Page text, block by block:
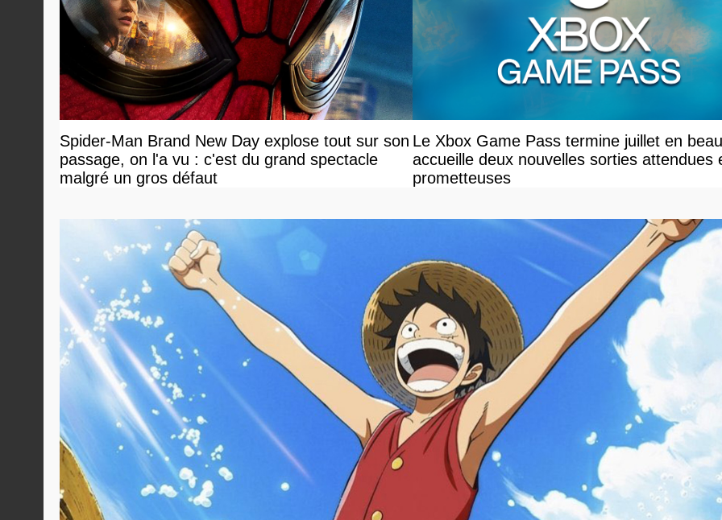
Spider-Man Brand New Day explose tout sur son
passage, on l'a vu : c'est du grand spectacle
malgré un gros défaut
Le Xbox Game Pass termine juillet en
accueille deux nouvelles sorties attendues
prometteuses